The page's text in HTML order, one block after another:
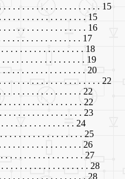
. . . . . . . . . . . . . . . . . . . . . 15
. . . . . . . . . . . . . . . . . 15
. . . . . . . . . . . . . . . . . 16
. . . . . . . . . . . . . . . . 17
. . . . . . . . . . . . . . . . . 18
. . . . . . . . . . . . . . . . . 19
. . . . . . . . . . . . . . . . . 20
. . . . . . . . . . . . . . . . . . . . . 22
. . . . . . . . . . . . . . . . 22
. . . . . . . . . . . . . . . . . 22
. . . . . . . . . . . . . . . . . 23
. . . . . . . . . . . . . . . 24
. . . . . . . . . . . . . . . . . 25
. . . . . . . . . . . . . . . . . 26
. . . . . . . . . . . . . . . . . 27
. . . . . . . . . . . . . . . . . . 28
. . . . . . . . . . . . . . . . . 28